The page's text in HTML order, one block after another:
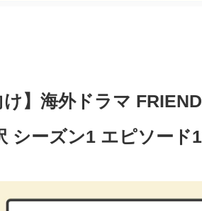
け】海外ドラマ
シーズン1 エピソード